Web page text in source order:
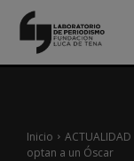
Inicio ACTUALIDAD
optan a un Óscar